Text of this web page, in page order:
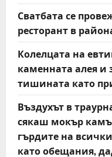
Сватбата се
ресторант в
Колелцата на
каменната алея
тишината като
Въздухът в
сякаш мокър
гърдите на
като обещания,